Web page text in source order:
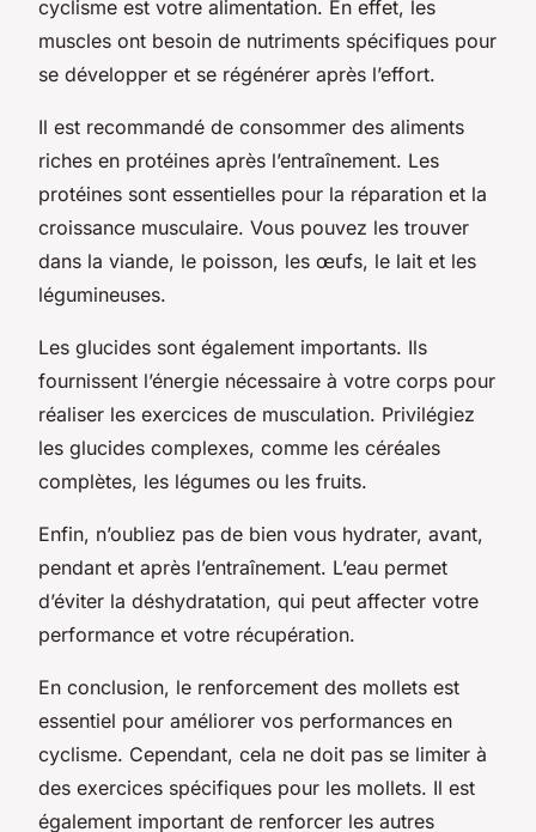
cyclisme est votre alimentation. En effet, les
muscles ont besoin de nutriments spécifiques pour
se développer et se régénérer après l’effort.
Il est recommandé de consommer des aliments
riches en protéines après l’entraînement. Les
protéines sont essentielles pour la réparation et la
croissance musculaire. Vous pouvez les trouver
dans la viande, le poisson, les œufs, le lait et les
légumineuses.
Les glucides sont également importants. Ils
fournissent l’énergie nécessaire à votre corps pour
réaliser les exercices de musculation. Privilégiez
les glucides complexes, comme les céréales
complètes, les légumes ou les fruits.
Enfin, n’oubliez pas de bien vous hydrater, avant,
pendant et après l’entraînement. L’eau permet
d’éviter la déshydratation, qui peut affecter votre
performance et votre récupération.
En conclusion, le renforcement des mollets est
essentiel pour améliorer vos performances en
cyclisme. Cependant, cela ne doit pas se limiter à
des exercices spécifiques pour les mollets. Il est
également important de renforcer les autres